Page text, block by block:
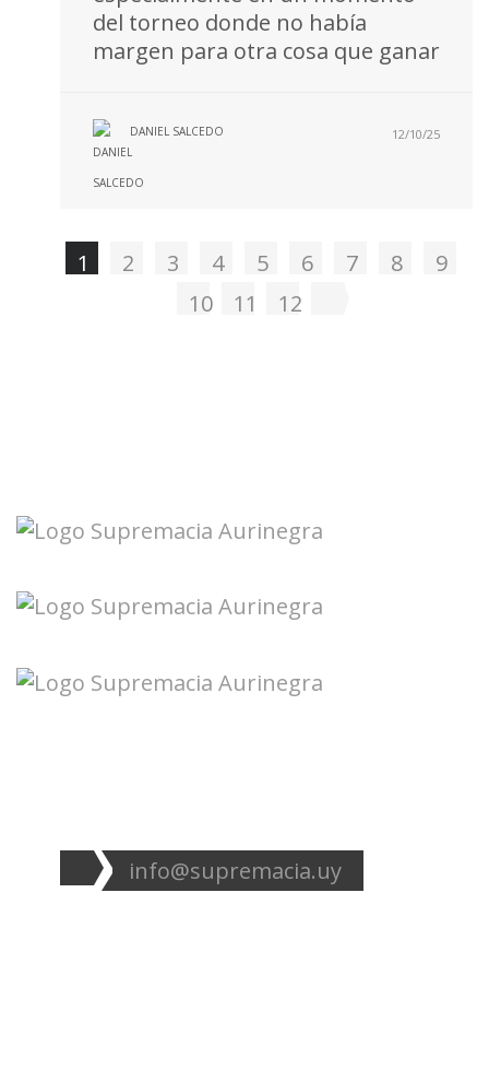
del torneo donde no había
margen para otra cosa que ganar
DANIEL SALCEDO 12/10/25
1 2 3 4 5 6 7 8
9
10
11 12
info@supremacia.uy